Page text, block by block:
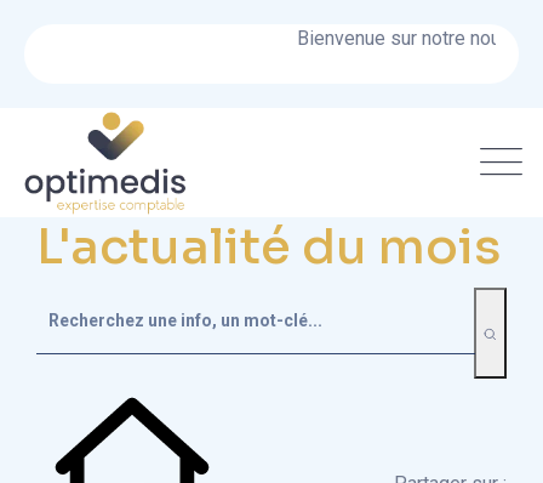
Bienvenue sur notre nouveau
L'actualité du mois